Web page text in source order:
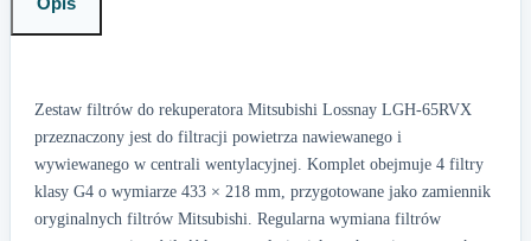
Zestaw filtrów do rekuperatora Mitsubishi Lossnay LGH-65RVX
przeznaczony jest do filtracji powietrza nawiewanego i
wywiewanego w centrali wentylacyjnej. Komplet obejmuje 4 filtry
klasy G4 o wymiarze 433 × 218 mm, przygotowane jako zamiennik
oryginalnych filtrów Mitsubishi. Regularna wymiana filtrów